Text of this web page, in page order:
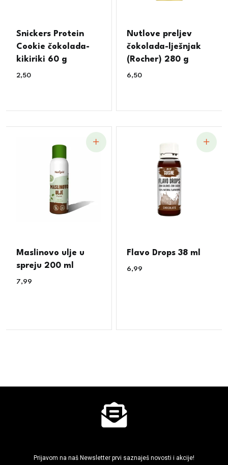
Snickers Protein
Cookie čokolada-
kikiriki 60 g
2,50
Nutlove preljev
čokolada-lješnjak
(Rocher) 280 g
6,50
Maslinovo ulje u
spreju 200 ml
7,99
Flavo Drops 38 ml
6,99
Prijavom na naš Newsletter prvi saznaješ novosti i akcije!